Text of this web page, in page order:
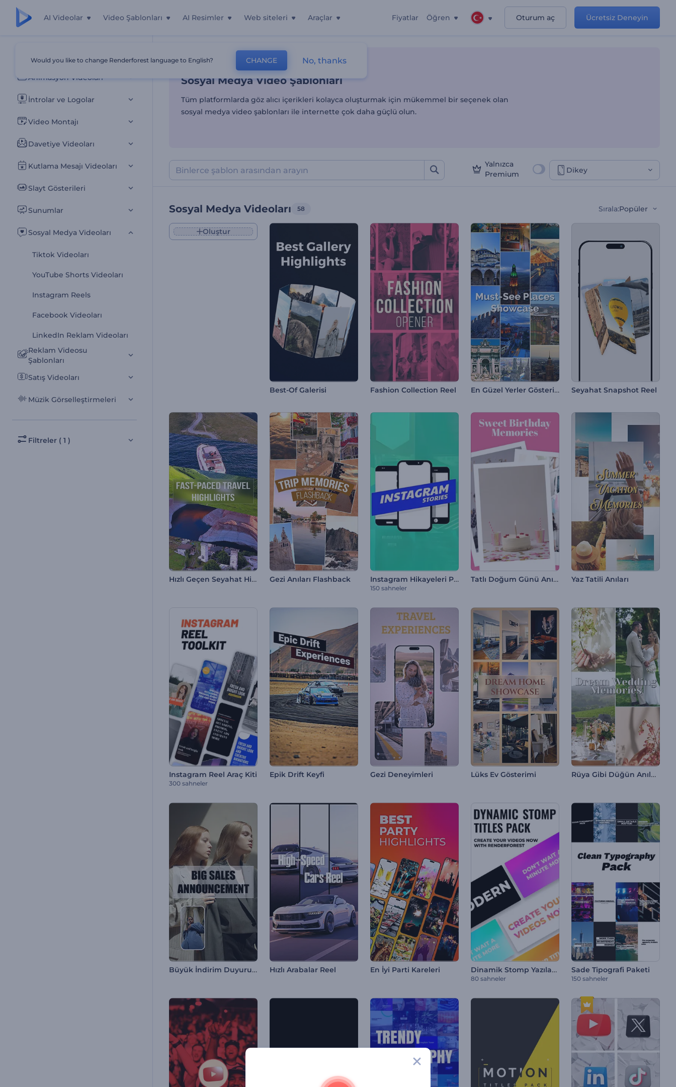
AI Videolar Video Şablonları AI Resimler Web siteleri Araçlar Fiyatlar Öğren Oturum aç Ücretsiz Deneyin
Tüm Şablonlar
Animasyon Videoları
İntrolar ve Logolar
Video Montajı
Davetiye Videoları
Kutlama Mesajı Videoları
Slayt Gösterileri
Sunumlar
Sosyal Medya Videoları
Tiktok Videoları
YouTube Shorts Videoları
Instagram Reels
Facebook Videoları
LinkedIn Reklam Videoları
Reklam Videosu
Şablonları
Satış Videoları
Müzik Görselleştirmeleri
Filtreler ( 1 )
Sosyal Medya Video Şablonları
Ana Sayfa Sosyal Medya Videoları
Sosyal Medya Video Şablonları
Tüm platformlarda göz alıcı içerikleri kolayca oluşturmak için mükemmel bir seçenek olan
sosyal medya video şablonları ile internette çok daha güçlü olun.
Yalnızca
Premium
Dikey
Sosyal Medya Videoları 58 Sırala:Popüler
Oluştur
Best-Of Galerisi Fashion Collection Reel En Güzel Yerler Gösterimi Seyahat Snapshot Reel
Hızlı Geçen Seyahat Highlights Gezi Anıları Flashback Instagram Hikayeleri Paketi
150 sahneler
Tatlı Doğum Günü Anıları Yaz Tatili Anıları
Instagram Reel Araç Kiti
300 sahneler
Epik Drift Keyfi Gezi Deneyimleri Lüks Ev Gösterimi Rüya Gibi Düğün Anıları
Büyük İndirim Duyurusu Hızlı Arabalar Reel En İyi Parti Kareleri Dinamik Stomp Yazılar Paketi
80 sahneler
Sade Tipografi Paketi
150 sahneler
Would you like to change Renderforest language to English? CHANGE No, thanks